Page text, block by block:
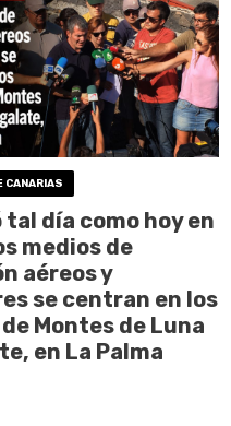
CANARIAS
tal día como hoy en
medios de
aéreos y
se centran en los
Montes de Luna
en La Palma